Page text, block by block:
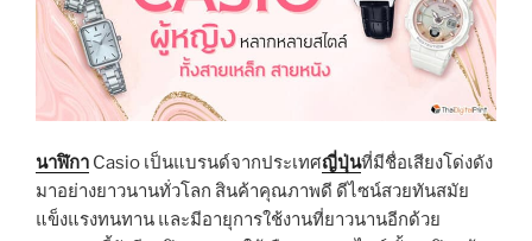
นาฬิกา Casio เป็นแบรนด์จากประเทศญี่ปุ่นที่มีชื่อเสียงโด่งดัง
มาอย่างยาวนานทั่วโลก สินค้าคุณภาพดี ดีไซน์สวยทันสมัย
แข็งแรงทนทาน และมีอายุการใช้งานที่ยาวนานอีกด้วย